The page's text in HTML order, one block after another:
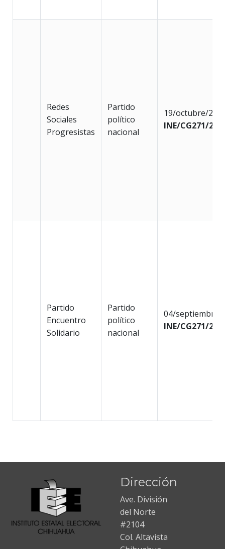
Redes
Sociales
Progresistas
Partido
político
nacional
19/octubre/
INE/CG271/
Partido
Encuentro
Solidario
Partido
político
nacional
04/septiembre/
INE/CG271/
Dirección
Ave. División
del Norte
#2104
Col. Altavista